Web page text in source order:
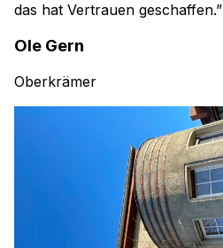
das hat Vertrauen geschaffen.”
Ole Gern
Oberkrämer